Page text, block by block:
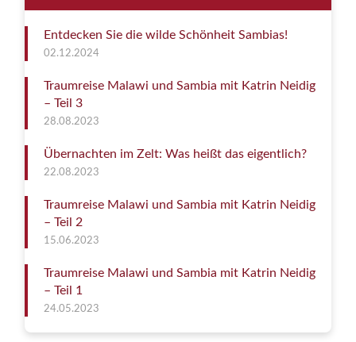
Entdecken Sie die wilde Schönheit Sambias!
02.12.2024
Traumreise Malawi und Sambia mit Katrin Neidig
– Teil 3
28.08.2023
Übernachten im Zelt: Was heißt das eigentlich?
22.08.2023
Traumreise Malawi und Sambia mit Katrin Neidig
– Teil 2
15.06.2023
Traumreise Malawi und Sambia mit Katrin Neidig
– Teil 1
24.05.2023